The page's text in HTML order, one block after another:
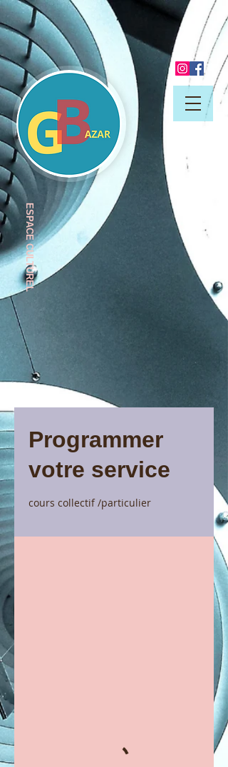
ESP
ACE CULTUREL
Programmer
votre service
cours collectif /particulier